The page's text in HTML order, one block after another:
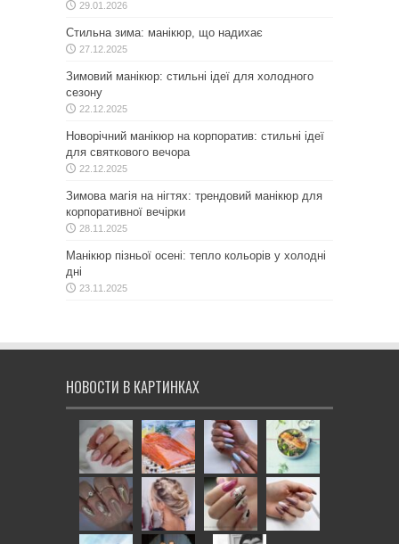
29.01.2026
Стильна зима: манікюр, що надихає
27.12.2025
Зимовий манікюр: стильні ідеї для холодного
сезону
22.12.2025
Новорічний манікюр на корпоратив: стильні ідеї
для святкового вечора
22.12.2025
Зимова магія на нігтях: трендовий манікюр для
корпоративної вечірки
28.11.2025
Манікюр пізньої осені: тепло кольорів у холодні
дні
23.11.2025
НОВОСТИ В КАРТИНКАХ